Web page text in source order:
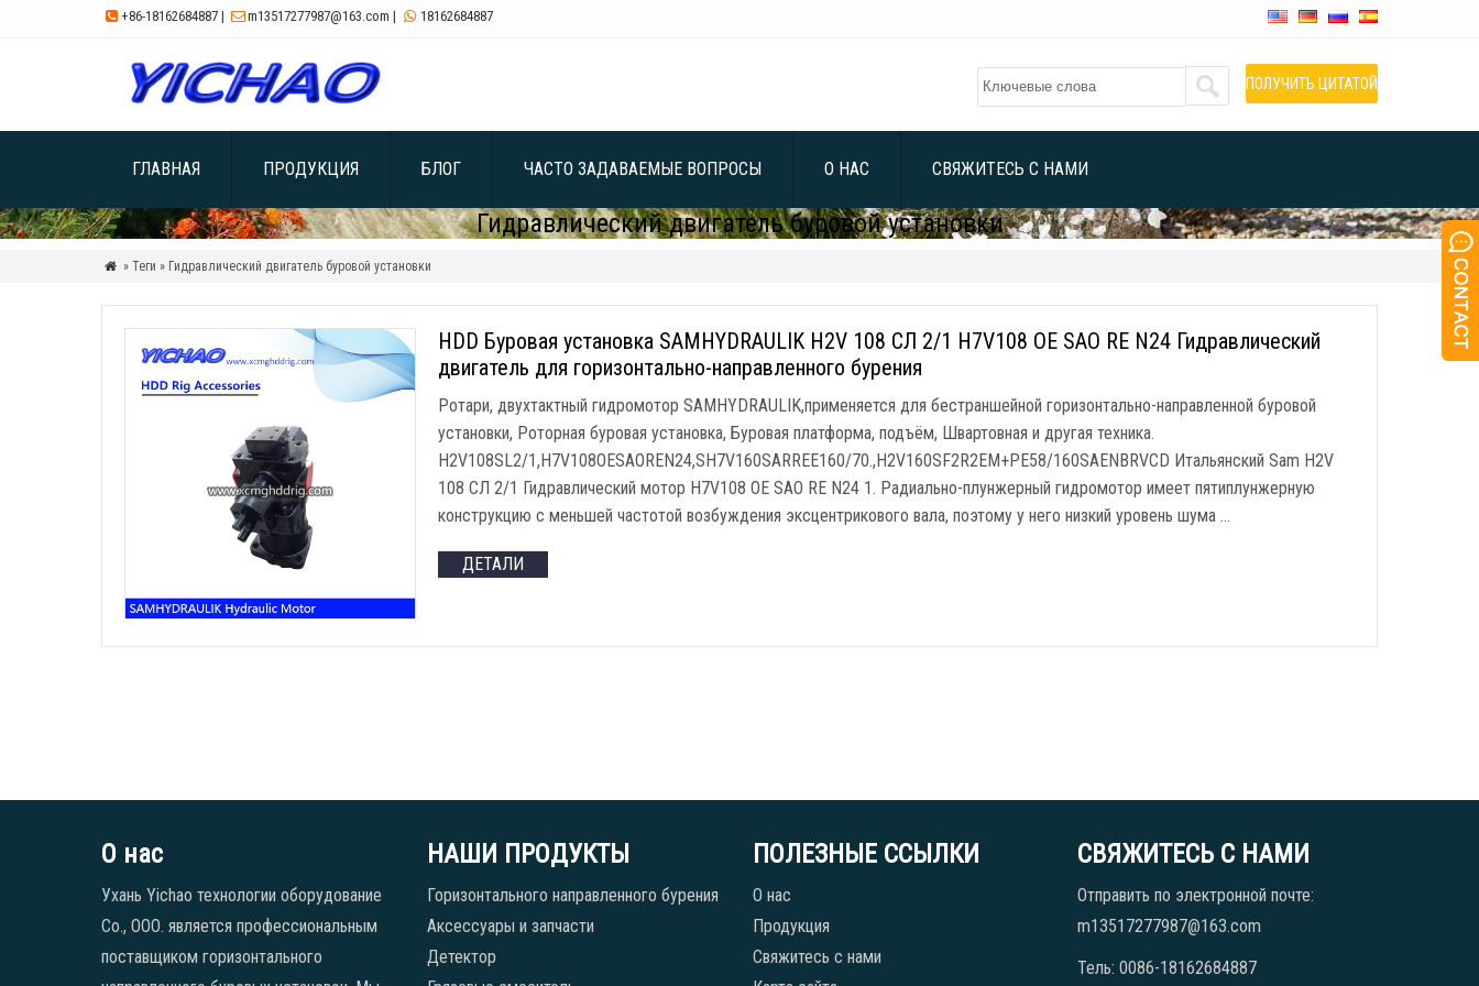
 +86-18162684887 | m13517277987@163.com |  18162684887
ПОЛУЧИТЬ ЦИТАТОЙ
ГЛАВНАЯ ПРОДУКЦИЯ БЛОГ ЧАСТО ЗАДАВАЕМЫЕ ВОПРОСЫ О НАС СВЯЖИТЕСЬ С НАМИ
Гидравлический двигатель буровой установки
 » Теги » Гидравлический двигатель буровой установки
HDD Буровая установка SAMHYDRAULIK H2V 108 СЛ 2/1 H7V108 OE SAO RE N24 Гидравлический
двигатель для горизонтально-направленного бурения
Ротари, двухтактный гидромотор SAMHYDRAULIK,применяется для бестраншейной горизонтально-направленной буровой
установки, Роторная буровая установка, Буровая платформа, подъём, Швартовная и другая техника.
H2V108SL2/1,H7V108OESAOREN24,SH7V160SARREE160/70.,H2V160SF2R2EM+PE58/160SAENBRVCD Итальянский Sam H2V
108 СЛ 2/1 Гидравлический мотор H7V108 OE SAO RE N24 1. Радиально-плунжерный гидромотор имеет пятиплунжерную
конструкцию с меньшей частотой возбуждения эксцентрикового вала, поэтому у него низкий уровень шума …
ДЕТАЛИ
О нас
Ухань Yichao технологии оборудование
Co., ООО. является профессиональным
поставщиком горизонтального
НАШИ ПРОДУКТЫ
Горизонтального направленного бурения
Аксессуары и запчасти
Детектор
ПОЛЕЗНЫЕ ССЫЛКИ
О нас
Продукция
Свяжитесь с нами
СВЯЖИТЕСЬ С НАМИ
Отправить по электронной почте:
m13517277987@163.com
Тель: 0086-18162684887